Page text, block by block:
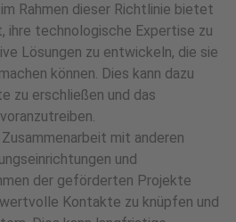
Rahmen dieser Richtlinie bietet
ihre technologische Expertise zu
Lösungen zu entwickeln, die sie
können. Dies kann dazu
zu erschließen und das
mit anderen
und
der geförderten Projekte
Kontakte zu knüpfen und